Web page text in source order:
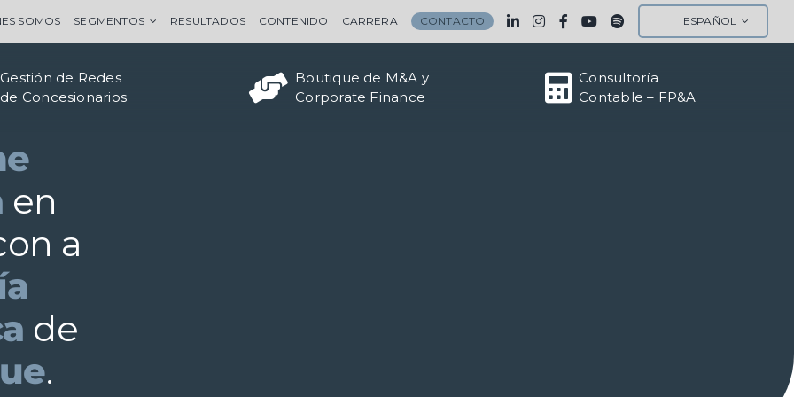
SOMOS SEGMENTOS RESULTADOS CONTENIDO CARRERA CONTACTO ESPAÑOL
Gestión de Redes
de Concesionarios
Boutique de M&A y
Corporate Finance
Consultoría
Contable – FP&A
en
a
de
.